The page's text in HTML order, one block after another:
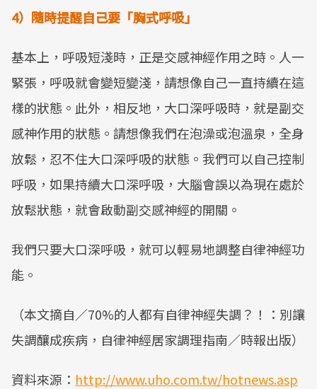
4）隨時提醒自己要「胸式呼吸」
基本上，呼吸短淺時，正是交感神經作用之時。人一
緊張，呼吸就會變短變淺，請想像自己一直持續在這
樣的狀態。此外，相反地，大口深呼吸時，就是副交
感神作用的狀態。請想像我們在泡澡或泡溫泉，全身
放鬆，忍不住大口深呼吸的狀態。我們可以自己控制
呼吸，如果持續大口深呼吸，大腦會誤以為現在處於
放鬆狀態，就會啟動副交感神經的開關。
我們只要大口深呼吸，就可以輕易地調整自律神經功
能。
（本文摘自／70%的人都有自律神經失調？！：別讓
失調釀成疾病，自律神經居家調理指南／時報出版）
資料來源： http://www.uho.com.tw/hotnews.asp